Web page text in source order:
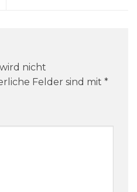
nicht
Felder sind mit *